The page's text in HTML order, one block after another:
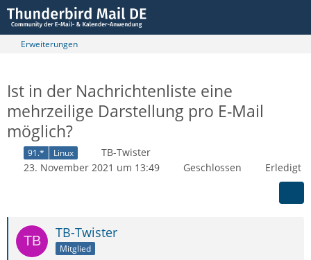
Erweiterungen
Ist in der Nachrichtenliste eine
mehrzeilige Darstellung pro E-Mail
möglich?
91.* Linux
TB-Twister
23. November 2021 um 13:49
Geschlossen Erledigt
TB-Twister
Mitglied